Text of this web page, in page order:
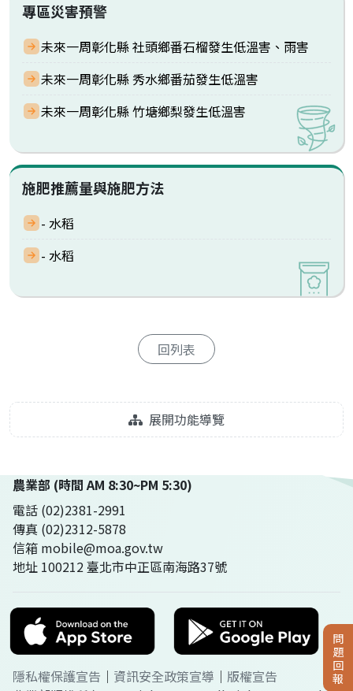
專區災害預警
未來一周彰化縣 社頭鄉番石榴發生低溫害、雨害
未來一周彰化縣 秀水鄉番茄發生低溫害
未來一周彰化縣 竹塘鄉梨發生低溫害
施肥推薦量與施肥方法
- 水稻
- 水稻
回列表
展開功能導覽
問
題
回
報
農業部 (時間 AM 8:30~PM 5:30)
電話 (02)2381-2991
傳真 (02)2312-5878
信箱 mobile@moa.gov.tw
地址 100212 臺北市中正區南海路37號
隱私權保護宣告 ｜ 資訊安全政策宣導 ｜ 版權宣告